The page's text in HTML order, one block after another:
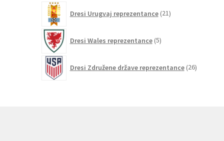
Dresi Urugvaj reprezentance 21izdelkov
Dresi Wales reprezentance 5izdelkov
Dresi Združene države reprezentance 26izdelkov